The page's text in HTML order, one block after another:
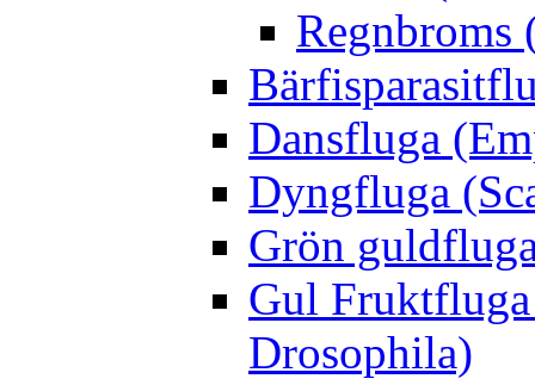
Regnbroms
Dansfluga
Dyngfluga
Grön
Gul
Drosophila)